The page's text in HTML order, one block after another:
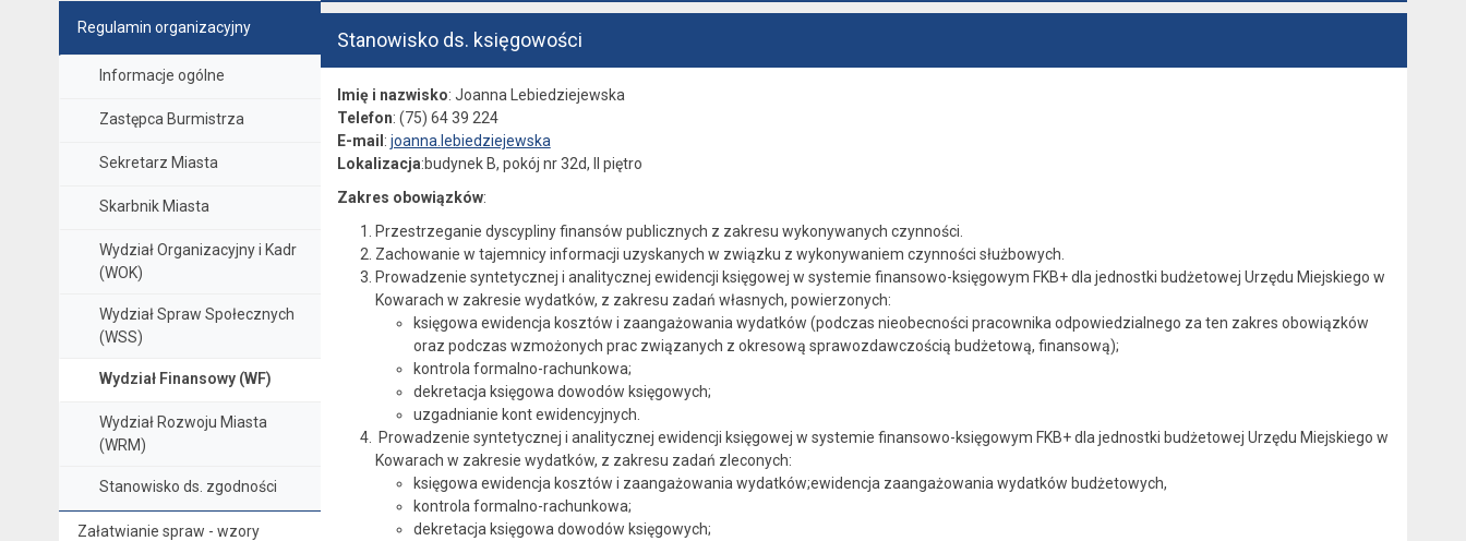
Regulamin organizacyjny
Informacje ogólne
Zastępca Burmistrza
Sekretarz Miasta
Skarbnik Miasta
Wydział Organizacyjny i Kadr
(WOK)
Wydział Spraw Społecznych
(WSS)
Wydział Finansowy (WF)
Wydział Rozwoju Miasta
(WRM)
Stanowisko ds. zgodności
Załatwianie spraw - wzory
Stanowisko ds. księgowości
Imię i nazwisko: Joanna Lebiedziejewska
Telefon: (75) 64 39 224
E-mail : joanna.lebiedziejewska
Lokalizacja:budynek B, pokój nr 32d, II piętro
Zakres obowiązków:
Przestrzeganie dyscypliny finansów publicznych z zakresu wykonywanych czynności.
Zachowanie w tajemnicy informacji uzyskanych w związku z wykonywaniem czynności służbowych.
Prowadzenie syntetycznej i analitycznej ewidencji księgowej w systemie finansowo-księgowym FKB+ dla jednostki budżetowej Urzędu Miejskiego w
Kowarach w zakresie wydatków, z zakresu zadań własnych, powierzonych:
księgowa ewidencja kosztów i zaangażowania wydatków (podczas nieobecności pracownika odpowiedzialnego za ten zakres obowiązków
oraz podczas wzmożonych prac związanych z okresową sprawozdawczością budżetową, finansową);
kontrola formalno-rachunkowa;
dekretacja księgowa dowodów księgowych;
uzgadnianie kont ewidencyjnych.
Prowadzenie syntetycznej i analitycznej ewidencji księgowej w systemie finansowo-księgowym FKB+ dla jednostki budżetowej Urzędu Miejskiego w
Kowarach w zakresie wydatków, z zakresu zadań zleconych:
księgowa ewidencja kosztów i zaangażowania wydatków;ewidencja zaangażowania wydatków budżetowych,
kontrola formalno-rachunkowa;
dekretacja księgowa dowodów księgowych;